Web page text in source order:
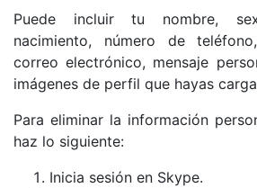
Puede incluir tu nombre,
nacimiento, número de
correo electrónico, mensaje
imágenes de perfil que hayas
Para eliminar la información
haz lo siguiente:
Inicia sesión en Skype.